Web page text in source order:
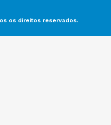
os direitos reservados.